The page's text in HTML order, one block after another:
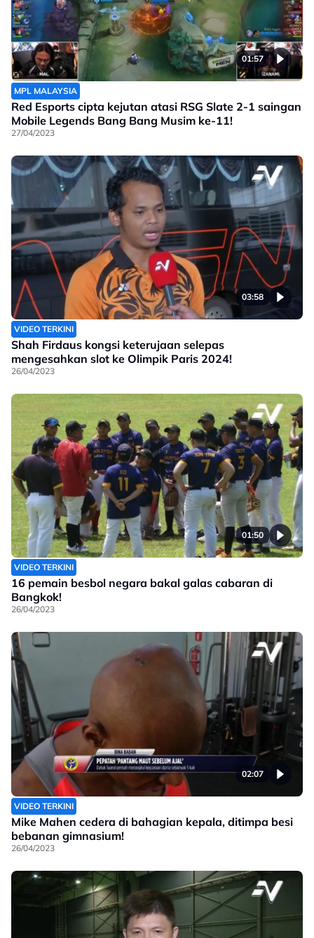
01:57
MPL MALAYSIA
Red Esports cipta kejutan atasi RSG Slate 2-1 saingan
Mobile Legends Bang Bang Musim ke-11!
27/04/2023
03:58
VIDEO TERKINI
Shah Firdaus kongsi keterujaan selepas
mengesahkan slot ke Olimpik Paris 2024!
26/04/2023
01:50
VIDEO TERKINI
16 pemain besbol negara bakal galas cabaran di
Bangkok!
26/04/2023
02:07
VIDEO TERKINI
Mike Mahen cedera di bahagian kepala, ditimpa besi
bebanan gimnasium!
26/04/2023